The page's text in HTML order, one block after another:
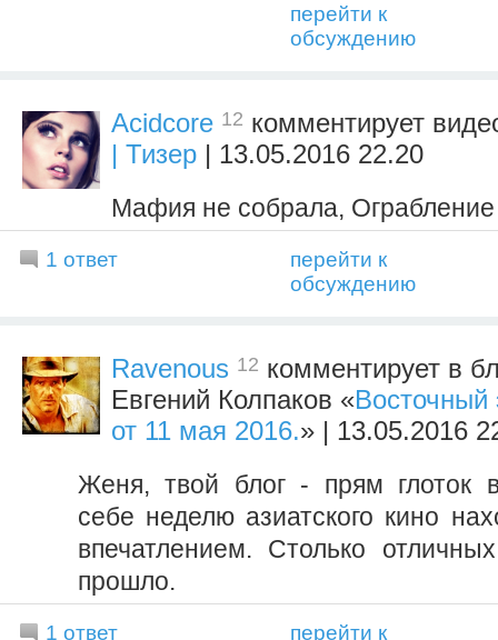
перейти к
обсуждению
Acidcore 12 комментирует
| Тизер | 13.05.2016 22.20
Мафия не собрала,
1 ответ
перейти к
обсуждению
Ravenous 12 комментирует в
Евгений Колпаков «Восточный
от 11 мая 2016.» | 13.05.2016
Женя, твой блог - прям глоток
себе неделю азиатского кино
впечатлением. Столько
прошло.
1 ответ
перейти к